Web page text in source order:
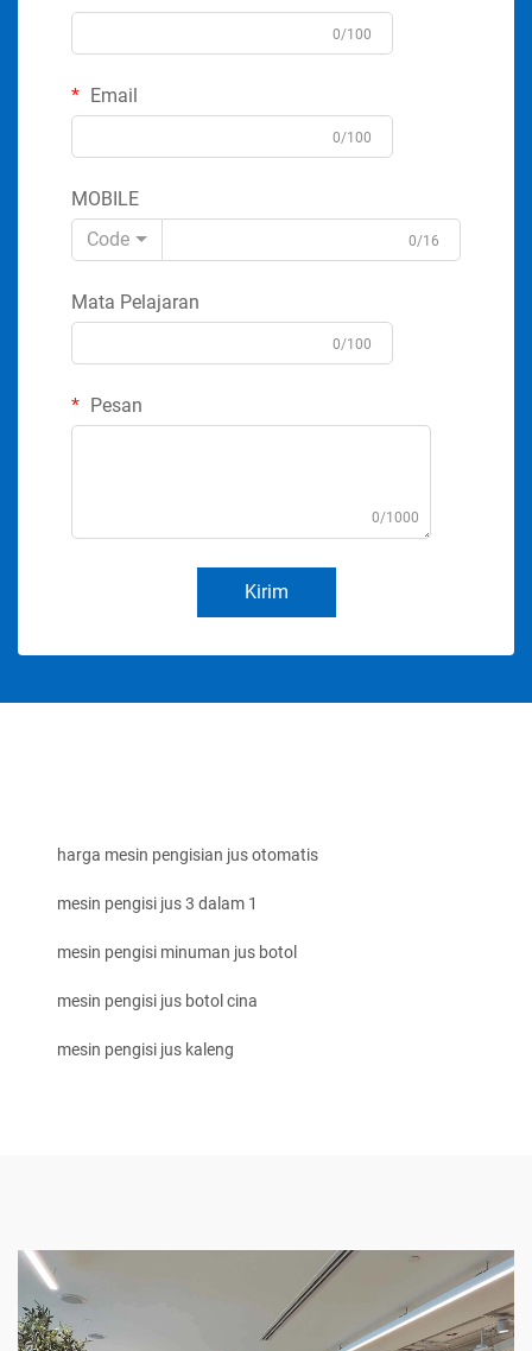
0/100
Email
0/100
MOBILE
Code
0/16
Mata Pelajaran
0/100
Pesan
0/1000
Kirim
harga mesin pengisian jus otomatis
mesin pengisi jus 3 dalam 1
mesin pengisi minuman jus botol
mesin pengisi jus botol cina
mesin pengisi jus kaleng